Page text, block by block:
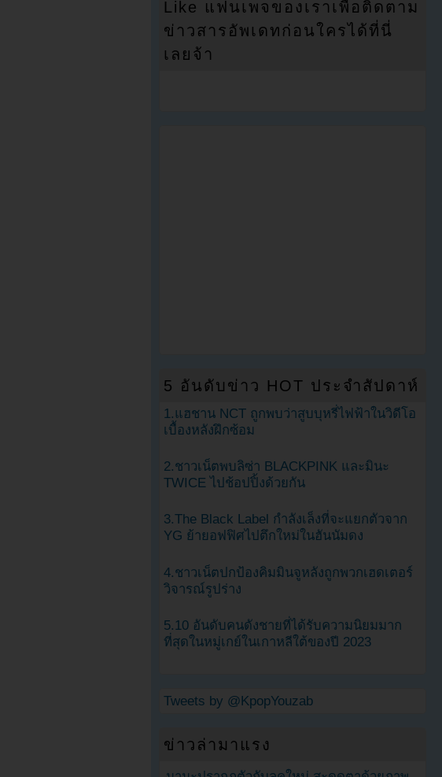
Like แฟนเพจของเราเพื่อติดตาม
ข่าวสารอัพเดทก่อนใครได้ที่นี่
เลยจ้า
5 อันดับข่าว HOT ประจำสัปดาห์
1.แฮชาน NCT ถูกพบว่าสูบบุหรี่ไฟฟ้าในวิดีโอ
เบื้องหลังฝึกซ้อม
2.ชาวเน็ตพบลิซ่า BLACKPINK และมินะ
TWICE ไปช้อปปิ้งด้วยกัน
3.The Black Label กำลังเล็งที่จะแยกตัวจาก
YG ย้ายอฟฟิศไปตึกใหม่ในฮันนัมดง
4.ชาวเน็ตปกป้องคิมมินจูหลังถูกพวกเฮดเตอร์
วิจารณ์รูปร่าง
5.10 อันดับคนดังชายที่ได้รับความนิยมมาก
ที่สุดในหมู่เกย์ในเกาหลีใต้ของปี 2023
Tweets by @KpopYouzab
ข่าวล่ามาแรง